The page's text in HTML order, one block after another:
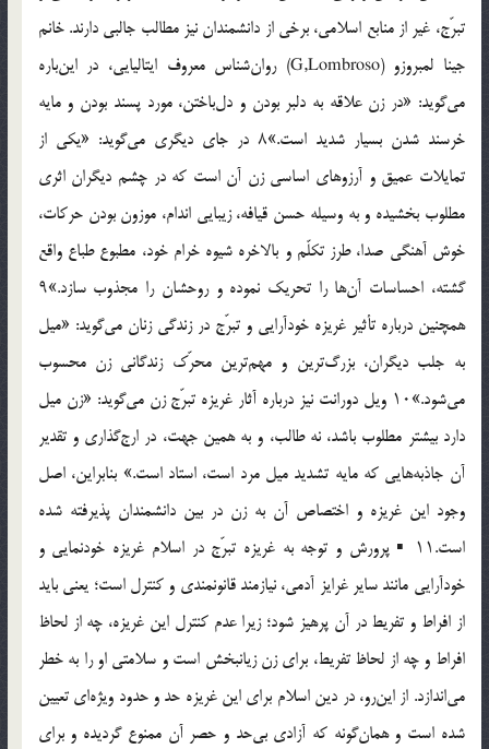
تبرّج، غیر از منابع اسلامی، برخی از دانشمندان نیز مطالب جالبی دارند. خانم
جینا لمبروزو (G,Lombroso) روان‌شناس معروف ایتالیایی، در این‌باره
می‌گوید: «در زن علاقه به دلبر بودن و دل‌باختن، مورد پسند بودن و مایه
خرسند شدن بسیار شدید است.»۸ در جای دیگری می‌گوید: «یکی از
تمایلات عمیق و آرزوهای اساسی زن آن است که در چشم دیگران اثری
مطلوب بخشیده و به وسیله حسن قیافه، زیبایی اندام، موزون بودن حرکات،
خوش آهنگی صدا، طرز تکلّم و بالاخره شیوه خرام خود، مطبوع طباع واقع
گشته، احساسات آن‌ها را تحریک نموده و روحشان را مجذوب سازد.»۹
همچنین درباره تأثیر غریزه خودآرایی و تبرّج در زندگی زنان می‌گوید: «میل
به جلب دیگران، بزرگ‌ترین و مهم‌ترین محرّک زندگانی زن محسوب
می‌شود.»۱۰ ویل دورانت نیز درباره آثار غریزه تبرّج زن می‌گوید: «زن میل
دارد بیشتر مطلوب باشد، نه طالب، و به همین جهت، در ارج‌گذاری و تقدیر
آن جاذبه‌هایی که مایه تشدید میل مرد است، استاد است.» بنابراین، اصل
وجود این غریزه و اختصاص آن به زن در بین دانشمندان پذیرفته شده
است.۱۱ ▪ پرورش و توجه به غریزه تبرّج در اسلام غریزه خودنمایی و
خودآرایی مانند سایر غرایز آدمی، نیازمند قانونمندی و کنترل است؛ یعنی باید
از افراط و تفریط در آن پرهیز شود؛ زیرا عدم کنترل این غریزه، چه از لحاظ
افراط و چه از لحاظ تفریط، برای زن زیانبخش است و سلامتی او را به خطر
می‌اندازد. از این‌رو، در دین اسلام برای این غریزه حد و حدود ویژه‌ای تعیین
شده است و همان‌گونه که آزادی بی‌حد و حصر آن ممنوع گردیده و برای